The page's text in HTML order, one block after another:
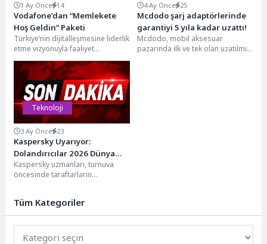
1 Ay Önce 14
Vodafone’dan “Memlekete
Hoş Geldin” Paketi
Türkiye’nin dijitalleşmesine liderlik
etme vizyonuyla faaliyet
gösteren Vodafone, müşterilerine
dijital dünyada kazandıran
fırsatlar sunmaya devam
ediyor. Vodafone, yurtdışında...
4 Ay Önce 25
Mcdodo şarj adaptörlerinde
garantiyi 5 yıla kadar uzattı!
Mcdodo, mobil aksesuar
pazarında ilk ve tek olan uzatılmış
Teknoloji
3 Ay Önce 23
Kaspersky Uyarıyor:
Dolandırıcılar 2026 Dünya
Kupası Yolcularını Hedef
Alıyor
Kaspersky uzmanları, turnuva
öncesinde taraftarların
çevrimiçi tekliflere karşı...
Tüm Kategoriler